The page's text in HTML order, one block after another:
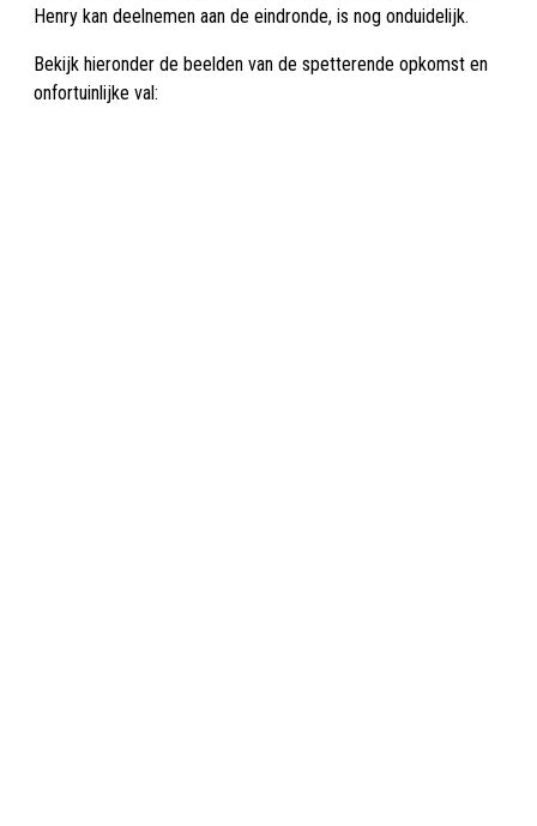
Henry kan deelnemen aan de eindronde, is nog onduidelijk.
Bekijk hieronder de beelden van de spetterende opkomst en
onfortuinlijke val: